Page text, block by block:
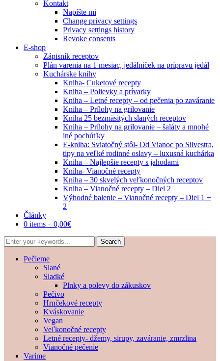
Kontakt
Napíšte mi
Change privacy settings
Privacy settings history
Revoke consents
E-shop
Zápisník receptov
Plán varenia na 1 mesiac, jedálniček na prípravu jedál
Kuchárske knihy
Kniha- Cuketové recepty
Kniha – Polievky a prívarky
Kniha – Letné recepty – od pečenia po zaváranie
Kniha – Prílohy na grilovanie
Kniha 25 bezmäsitých slaných receptov
Kniha – Prílohy na grilovanie – šaláty a mnohé
iné pochúťky
E-kniha: Sviatočný stôl- Od Vianoc po Silvestra,
tipy na veľké rodinné oslavy – luxusná kuchárka
Kniha – Najlepšie recepty s jahodami
Kniha- Vianočné recepty
Kniha – 30 skvelých veľkonočných receptov
Kniha – Vianočné recepty – Diel 2
Výhodné balenie – Vianočné recepty – Diel 1 +
2
Články
0 items – 0,00€
Pečieme
Slané
Sladké
Plnky a polevy do zákuskov
Pečivo
Hrnčekové recepty
Kváskovanie
Vegan
Veľkonočné recepty
Letné recepty- džemy, sirupy, zaváranie, zmrzlina
Vianočné pečenie
Varíme